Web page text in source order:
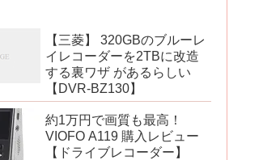
【三菱】 320GBのブルーレ
イレコーダーを2TBに改造
する裏ワザ があるらしい
【DVR-BZ130】
約1万円で画質も最高！
VIOFO A119 購入レビュー
【ドライブレコーダー】